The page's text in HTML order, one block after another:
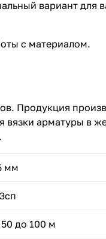
вариант для
с материалом.
Продукция
арматуры в
мм
до 100 м